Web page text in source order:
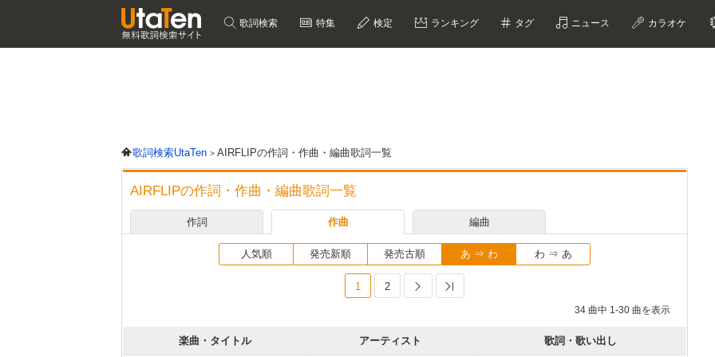
歌詞検索 特集 検定 ランキング タグ ニュース カラオケ
歌詞検索UtaTen AIRFLIPの作詞・作曲・編曲歌詞一覧
AIRFLIPの作詞・作曲・編曲歌詞一覧
作詞 作曲 編曲
人気順 発売新順 発売古順 あ ⇒ わ わ ⇒ あ
1 2 Next
34 曲中 1-30 曲を表示
楽曲・タイトル アーティスト 歌詞・歌い出し